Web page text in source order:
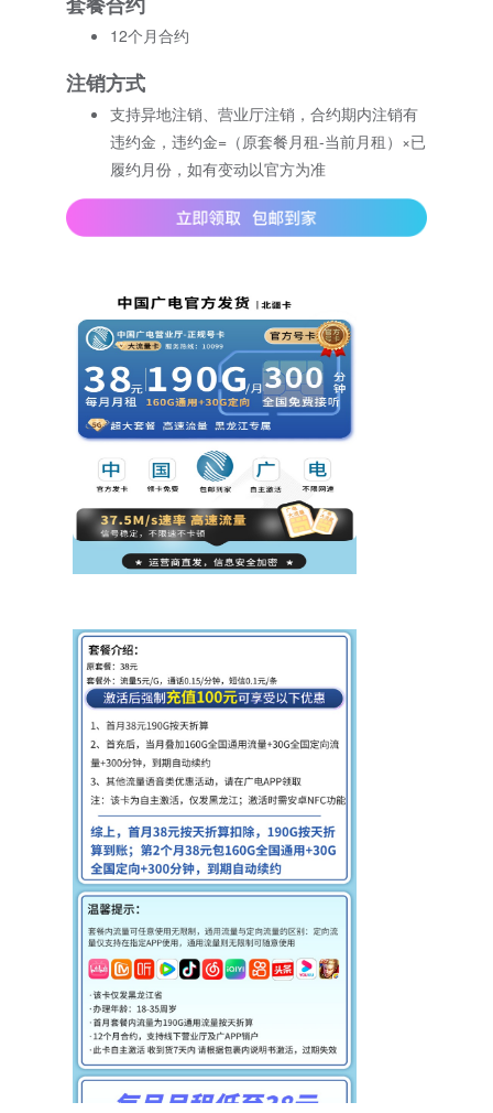
12个月合约
注销方式
支持异地注销、营业厅注销，合约期内注销有
违约金，违约金=（原套餐月租-当前月租）×已
履约月份，如有变动以官方为准